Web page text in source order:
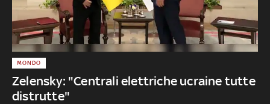
Zelensky: "Centrali elettriche ucraine tutte
distrutte"
MONDO